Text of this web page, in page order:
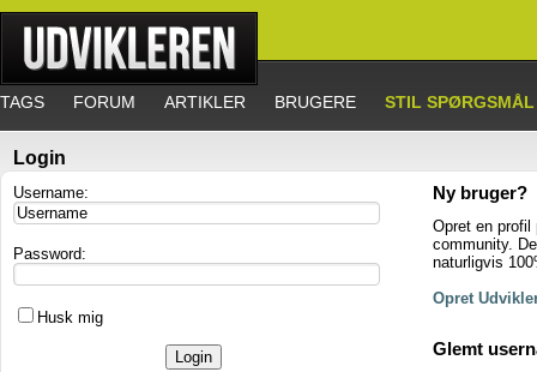
TAGS FORUM ARTIKLER BRUGERE STIL SPØRGSMÅL
Login
Username:
Password:
Husk mig
Ny bruger?
Opret en profil
community.
naturligvis
Opret
Glemt